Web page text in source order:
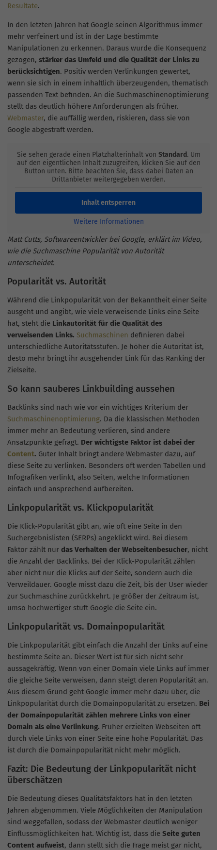
Resultate.
In den letzten Jahren hat Google seinen Algorithmus immer
mehr verfeinert und ist in der Lage bestimmte
Manipulationen zu erkennen. Daraus wurde die Konsequenz
gezogen, stärker das Umfeld und die Qualität der Links zu
berücksichtigen. Positiv werden Verlinkungen gewertet,
wenn sie sich in einem inhaltlich überzeugenden, thematisch
passenden Text befinden. An die Suchmaschinenoptimierung
stellt das deutlich höhere Anforderungen als früher.
Webmaster, die auffällig werden, riskieren, dass sie von
Google abgestraft werden.
Sie sehen gerade einen Platzhalterinhalt von Standard. Um
auf den eigentlichen Inhalt zuzugreifen, klicken Sie auf den
Button unten. Bitte beachten Sie, dass dabei Daten an
Drittanbieter weitergegeben werden.
Inhalt entsperren
Weitere Informationen
Matt Cutts, Softwareentwickler bei Google, erklärt im Video,
wie die Suchmaschine Popularität von Autorität
unterscheidet.
Popularität vs. Autorität
Während die Linkpopularität von der Bekanntheit einer Seite
ausgeht und angibt, wie viele verweisende Links eine Seite
hat, steht die Linkautorität für die Qualität des
verweisenden Links. Suchmaschinen definieren dabei
unterschiedliche Autoritätsstufen. Je höher die Autorität ist,
desto mehr bringt ihr ausgehender Link für das Ranking der
Zielseite.
So kann sauberes Linkbuilding aussehen
Backlinks sind nach wie vor ein wichtiges Kriterium der
Suchmaschinenoptimierung. Da die klassischen Methoden
immer mehr an Bedeutung verlieren, sind andere
Ansatzpunkte gefragt. Der wichtigste Faktor ist dabei der
Content. Guter Inhalt bringt andere Webmaster dazu, auf
diese Seite zu verlinken. Besonders oft werden Tabellen und
Infografiken verlinkt, also Seiten, welche Informationen
einfach und ansprechend aufbereiten.
Linkpopularität vs. Klickpopularität
Die Klick-Popularität gibt an, wie oft eine Seite in den
Suchergebnislisten (SERPs) angeklickt wird. Bei diesem
Faktor zählt nur das Verhalten der Webseitenbesucher, nicht
die Anzahl der Backlinks. Bei der Klick-Popularität zählen
aber nicht nur die Klicks auf der Seite, sondern auch die
Verweildauer. Google misst dazu die Zeit, bis der User wieder
zur Suchmaschine zurückkehrt. Je größer der Zeitraum ist,
umso hochwertiger stuft Google die Seite ein.
Linkpopularität vs. Domainpopularität
Die Linkpopularität gibt einfach die Anzahl der Links auf eine
bestimmte Seite an. Dieser Wert ist für sich nicht sehr
aussagekräftig. Wenn von einer Domain viele Links auf immer
die gleiche Seite verweisen, dann steigt deren Popularität an.
Aus diesem Grund geht Google immer mehr dazu über, die
Linkpopularität durch die Domainpopularität zu ersetzen. Bei
der Domainpopularität zählen mehrere Links von einer
Domain als eine Verlinkung. Früher erzielten Webseiten oft
durch viele Links von einer Seite eine hohe Popularität. Das
ist durch die Domainpopularität nicht mehr möglich.
Fazit: Die Bedeutung der Linkpopularität nicht
überschätzen
Die Bedeutung dieses Qualitätsfaktors hat in den letzten
Jahren abgenommen. Viele Möglichkeiten der Manipulation
sind weggefallen, sodass der Webmaster deutlich weniger
Einflussmöglichkeiten hat. Wichtig ist, dass die Seite guten
Content aufweist, dann stellt sich die Frage meist gar nicht,